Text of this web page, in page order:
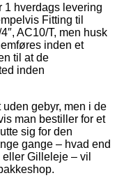
hverdags levering
Fitting til
AC10/T, men husk
inden et
til at de
inden
gebyr, men i de
man bestiller for et
sig for den
gange – hvad end
Gilleleje – vil